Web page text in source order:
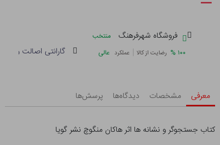
فروشگاه شهرفرهنگ
منتخب
۱۰۰ % رضایت از کالا | عملکرد عالی گارانتی اصالت و
معرفی مشخصات دیدگاه‌ها پرسش‌ها
کتاب جستجوگر و نشانه ها اثر هاکان منگوچ نشر گویا